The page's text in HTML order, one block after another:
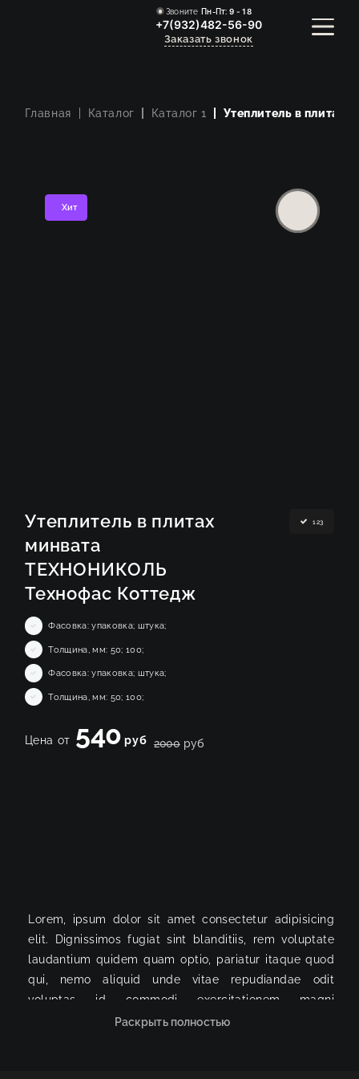
Звоните Пн-Пт:9 - 18
+7(932)482-56-90
Заказать звонок
РАСЧЕТ СТОИМОСТИ
НАША КОМАНДА
Главная Каталог Каталог 1 Утеплитель в
Хит
123
Утеплитель в плитах
минвата
ТЕХНОНИКОЛЬ
Технофас Коттедж
Фасовка: упаковка; штука;
Толщина, мм: 50; 100;
Фасовка: упаковка; штука;
Толщина, мм: 50; 100;
Цена от 540 руб 2000 руб
Lorem, ipsum dolor sit amet consectetur adipisicing
elit. Dignissimos fugiat sint blanditiis, rem voluptate
laudantium quidem quam optio, pariatur itaque quod
qui, nemo aliquid unde vitae repudiandae odit
voluptas id commodi exercitationem magni
numquam? Mollitia asperiores illum ratione vero quo
Раскрыть полностью